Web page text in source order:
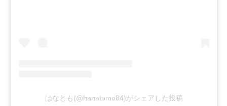
はなとも(@hanatomo84)がシェアした投稿